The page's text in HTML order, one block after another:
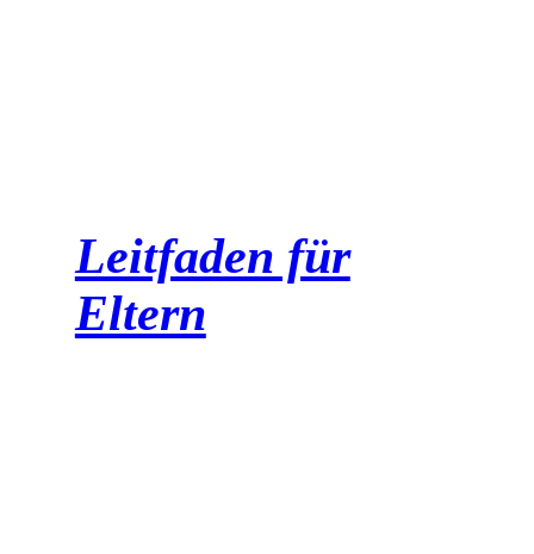
Leitfaden für
Eltern